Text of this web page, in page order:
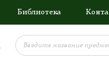
Библиотека